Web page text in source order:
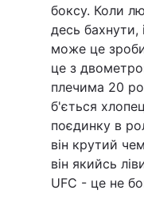
Зброя
Здоров'я
Цікавинки
Екологія
Лонгріди
Відео з Youtube
боксу. Коли
десь бахнути,
може це
це з
плечима 20
б'ється
поєдинку в
він крутий
він якийсь
UFC - це не